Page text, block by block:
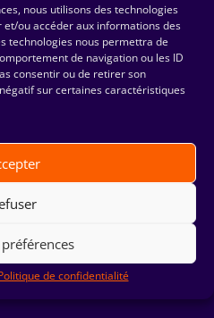
nous utilisons des technologies
ou accéder aux informations des
technologies nous permettra de
de navigation ou les ID
consentir ou de retirer son
sur certaines caractéristiques
de confidentialité
production publicité